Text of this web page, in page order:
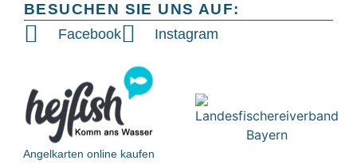
BESUCHEN SIE UNS AUF:
Facebook Instagram
Angelkarten online kaufen